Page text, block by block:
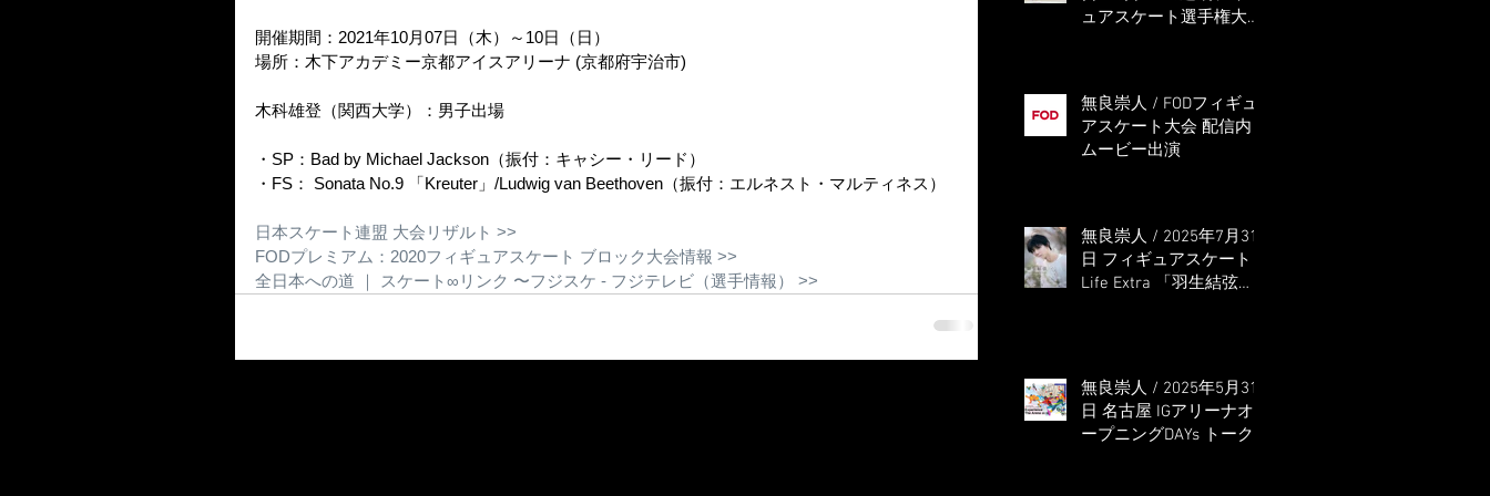
開催期間：2021年10月07日（木）～10日（日）
場所：木下アカデミー京都アイスアリーナ (京都府宇治市)
木科雄登（関西大学）：男子出場
・SP：Bad by Michael Jackson（振付：キャシー・リード）
・FS： Sonata No.9 「Kreuter」/Ludwig van Beethoven（振付：エルネスト・マルティネス）
日本スケート連盟 大会リザルト >>
FODプレミアム：2020フィギュアスケート ブロック大会情報 >>
全日本への道 ｜ スケート∞リンク 〜フジスケ - フジテレビ（選手情報） >>
ュアスケート選手権大会
無良崇人 / FODフィギュ
アスケート大会 配信内
ムービー出演
無良崇人 / 2025年7月31
日 フィギュアスケート
Life Extra 「羽生結弦
無良崇人 / 2025年5月31
日 名古屋 IGアリーナオ
ープニングDAYs トーク